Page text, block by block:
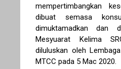
mempertimbangkan
dibuat semasa
dimuktamadkan dan
Mesyuarat Kelima
diluluskan oleh
MTCC pada 5 Mac 2020.